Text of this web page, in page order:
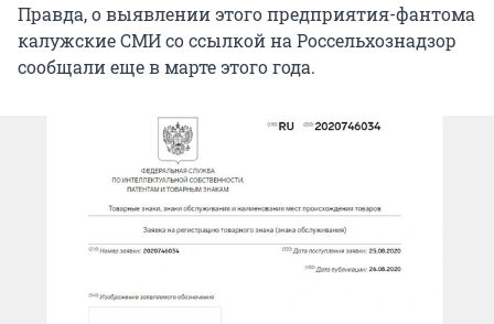
Правда, о выявлении этого предприятия-фантома
калужские СМИ со ссылкой на Россельхознадзор
сообщали еще в марте этого года.